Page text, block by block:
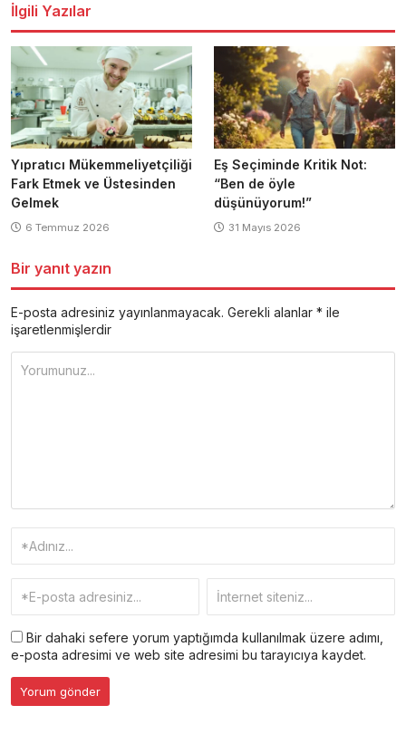
İlgili Yazılar
Yıpratıcı Mükemmeliyetçiliği
Fark Etmek ve Üstesinden
Gelmek
6 Temmuz 2026
Eş Seçiminde Kritik Not:
“Ben de öyle
düşünüyorum!”
31 Mayıs 2026
Bir yanıt yazın
E-posta adresiniz yayınlanmayacak. Gerekli alanlar * ile
işaretlenmişlerdir
Bir dahaki sefere yorum yaptığımda kullanılmak üzere adımı,
e-posta adresimi ve web site adresimi bu tarayıcıya kaydet.